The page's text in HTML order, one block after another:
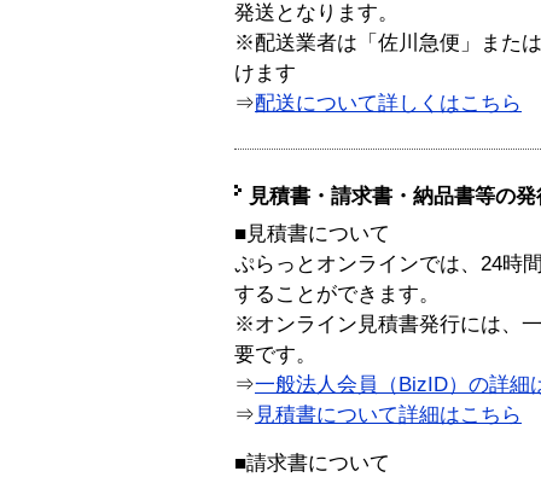
発送となります。
※配送業者は「佐川急便」また
けます
⇒配送について詳しくはこちら
見積書・請求書・納品書等の
■見積書について
ぷらっとオンラインでは、24時
することができます。
※オンライン見積書発行には、
要です。
⇒一般法人会員（BizID）の詳細
⇒ 見積書について詳細はこちら
■請求書について